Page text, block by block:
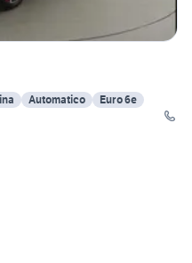
Automatico
Euro 6e